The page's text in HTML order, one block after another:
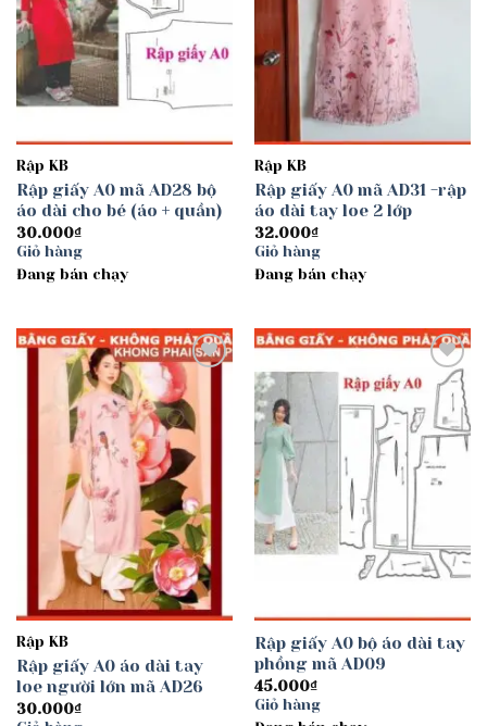
Rập KB
Rập giấy A0 mã AD28 bộ
áo dài cho bé (áo + quần)
30.000₫
Giỏ hàng
Đang bán chạy
Rập KB
Rập giấy A0 mã AD31 -rập
áo dài tay loe 2 lớp
32.000₫
Giỏ hàng
Đang bán chạy
Add to
wishlist
Rập KB
Rập giấy A0 áo dài tay
loe người lớn mã AD26
30.000₫
Add to
wishlist
Rập giấy A0 bộ áo dài tay
phồng mã AD09
45.000₫
Giỏ hàng